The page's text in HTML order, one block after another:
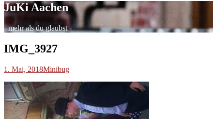
JuKi Aachen
- mehr als du glaubst -
IMG_3927
1. Mai, 2018Minibug